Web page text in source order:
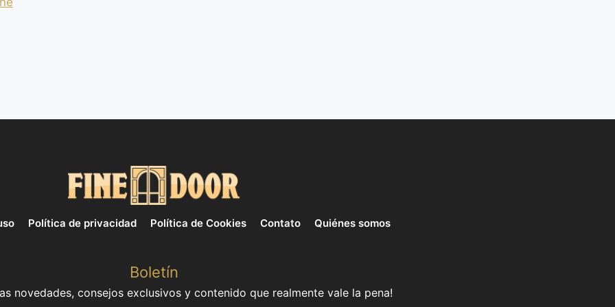
Política de privacidad Política de Cookies Contato Quiénes somos
Boletín
novedades, consejos exclusivos y contenido que realmente vale la pena!